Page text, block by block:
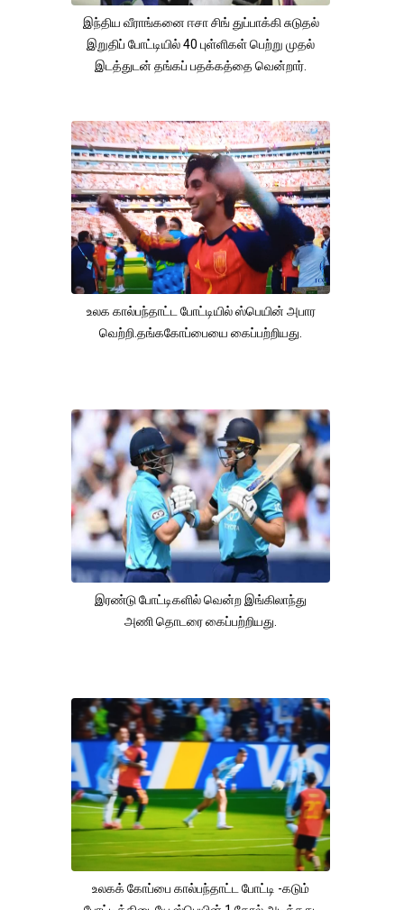
இந்திய வீராங்கனை ஈசா சிங் துப்பாக்கி சுடுதல்
இறுதிப் போட்டியில் 40 புள்ளிகள் பெற்று முதல்
இடத்துடன் தங்கப் பதக்கத்தை வென்றார்.
உலக கால்பந்தாட்ட போட்டியில் ஸ்பெயின் அபார
வெற்றி.தங்ககோப்பையை கைப்பற்றியது.
இரண்டு போட்டிகளில் வென்ற இங்கிலாந்து
அணி தொடரை கைப்பற்றியது.
உலகக் கோப்பை கால்பந்தாட்ட போட்டி -கடும்